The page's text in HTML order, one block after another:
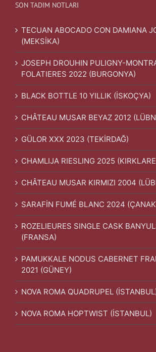
SON TADIM NOTLARI
TECUAN ABOCADO CON DAMIANA
(MEKSİKA)
JOSEPH DROUHIN PULIGNY-
FOLATIERES 2022 (BURGONYA)
BLACK BOTTLE 10 YILLIK (İSKOÇYA)
CHÂTEAU MUSAR BEYAZ 2012
GÜLOR XXX 2023 (TEKİRDAĞ)
CHAMLIJA RIESLING 2025
CHÂTEAU MUSAR KIRMIZI 2004
SARAFİN FUMÉ BLANC 2024
ROZELIEURES SINGLE CASK
(FRANSA)
PAMUKKALE NODUS CABERNET
2021 (GÜNEY)
NOVA ROMA QUADRUPEL
NOVA ROMA HOPTWIST (İSTANBUL)